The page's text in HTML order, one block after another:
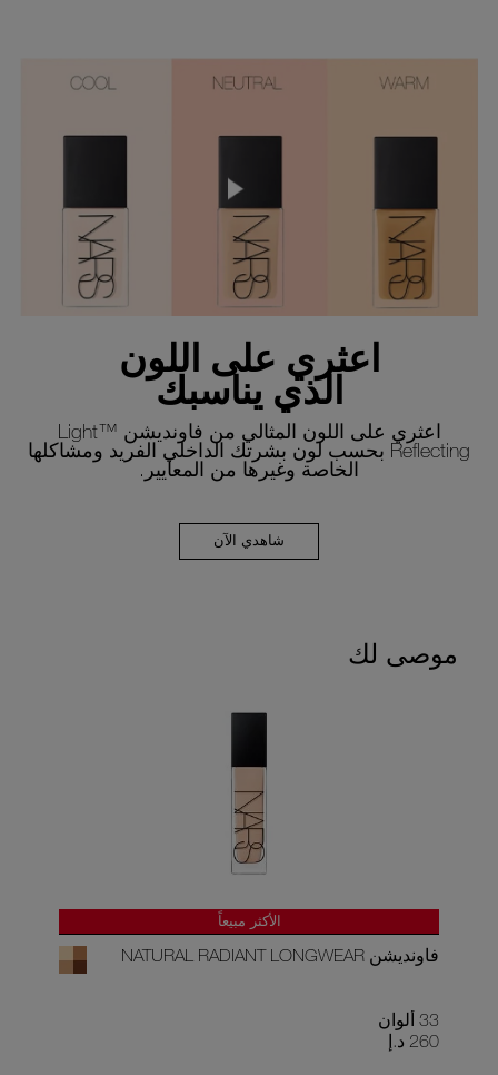
اعثري على اللون
الذي يناسبك
اعثري على اللون المثالي من فاونديشن ™Light
Reflecting بحسب لون بشرتك الداخلي الفريد ومشاكلها
الخاصة وغيرها من المعايير.
شاهدي الآن
موصى لك
الأكثر مبيعاً
فاونديشن NATURAL RADIANT LONGWEAR
33 ألوان
260 د.إ